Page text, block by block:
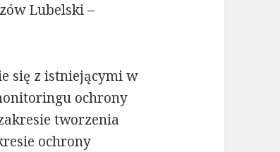
Lubelski –
się z istniejącymi w
ochrony
tworzenia
ochrony